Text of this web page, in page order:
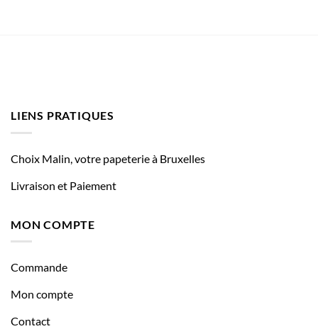
LIENS PRATIQUES
Choix Malin, votre papeterie à Bruxelles
Livraison et Paiement
MON COMPTE
Commande
Mon compte
Contact